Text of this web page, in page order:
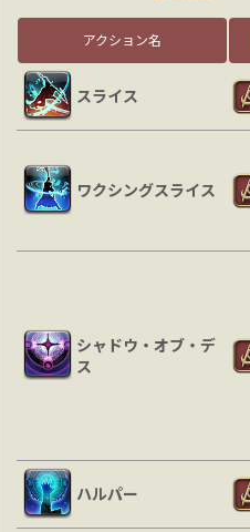
アクション名
スライス
ワクシングスライス
シャドウ・オブ・デ
ス
ハルパー